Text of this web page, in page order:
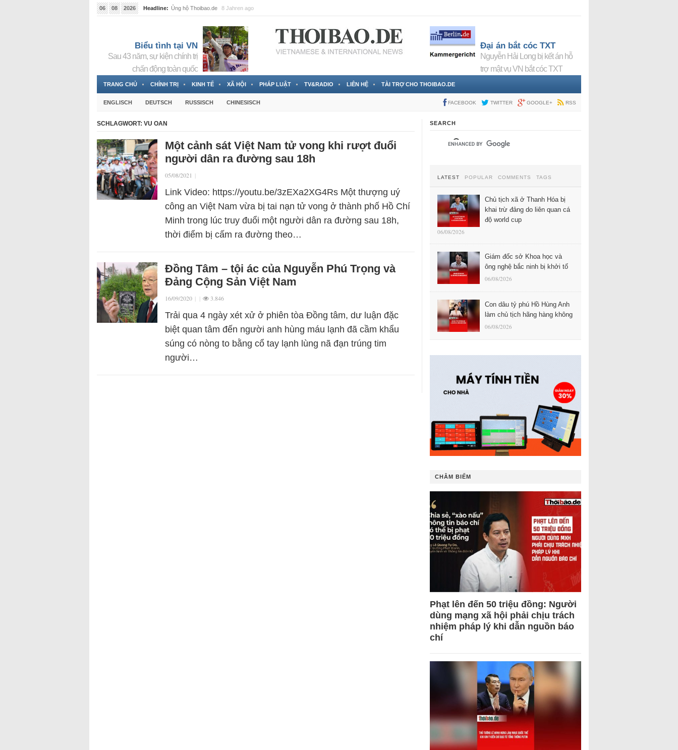
06 08 2026 Headline: Ủng hộ Thoibao.de 8 Jahren ago
Biểu tình tại VN
Sau 43 năm, sự kiện chính trị
chấn động toàn quốc
Đại án bắt cóc TXT
Nguyễn Hải Long bị kết án hỗ
trợ mật vụ VN bắt cóc TXT
TRANG CHỦ CHÍNH TRỊ KINH TẾ XÃ HỘI PHÁP LUẬT TV&RADIO LIÊN HỆ TÀI TRỢ CHO THOIBAO.DE
ENGLISCH DEUTSCH RUSSISCH CHINESISCH FACEBOOK TWITTER GOOGLE+ RSS
SCHLAGWORT: VU OAN
Một cảnh sát Việt Nam tử vong khi rượt đuổi
người dân ra đường sau 18h
05/08/2021 |
Link Video: https://youtu.be/3zEXa2XG4Rs Một thượng uý
công an Việt Nam vừa bị tai nạn tử vong ở thành phố Hồ Chí
Minh trong lúc truy đuổi một người dân ra đường sau 18h,
thời điểm bị cấm ra đường theo…
Đồng Tâm – tội ác của Nguyễn Phú Trọng và
Đảng Cộng Sản Việt Nam
16/09/2020 | | 3.846
Trải qua 4 ngày xét xử ở phiên tòa Đồng tâm, dư luận đặc
biệt quan tâm đến người anh hùng máu lạnh đã cầm khẩu
súng có nòng to bằng cổ tay lạnh lùng nã đạn trúng tim
người…
SEARCH
LATEST POPULAR COMMENTS TAGS
Chủ tịch xã ở Thanh Hóa bị
khai trừ đảng do liên quan cá
độ world cup
06/08/2026
Giám đốc sở Khoa học và
ông nghệ bắc ninh bị khởi tố
06/08/2026
Con dâu tỷ phú Hồ Hùng Anh
làm chủ tịch hãng hàng không
06/08/2026
CHÂM BIẾM
Phạt lên đến 50 triệu đồng: Người
dùng mạng xã hội phải chịu trách
nhiệm pháp lý khi dẫn nguồn báo
chí